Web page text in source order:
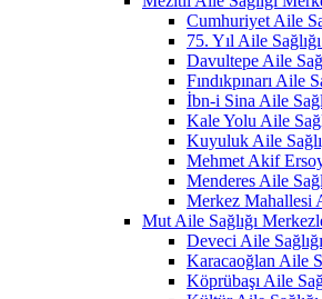
Cumhuriyet Aile
75. Yıl Aile
Davultepe Aile
Fındıkpınarı Aile
İbn-i Sina Aile
Kale Yolu Aile
Kuyuluk Aile
Mehmet Akif
Menderes Aile
Merkez Mahallesi
Mut Aile Sağlığı
Deveci Aile
Karacaoğlan Aile
Köprübaşı Aile